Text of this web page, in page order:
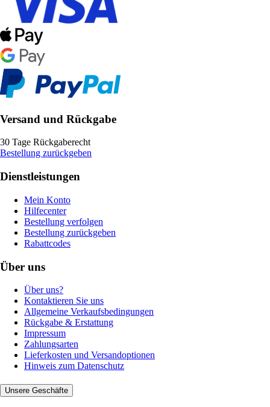
Versand und Rückgabe
30 Tage Rückgaberecht
Bestellung zurückgeben
Dienstleistungen
Mein Konto
Hilfecenter
Bestellung verfolgen
Bestellung zurückgeben
Rabattcodes
Über uns
Über uns?
Kontaktieren Sie uns
Allgemeine Verkaufsbedingungen
Rückgabe & Erstattung
Impressum
Zahlungsarten
Lieferkosten und Versandoptionen
Hinweis zum Datenschutz
Unsere Geschäfte